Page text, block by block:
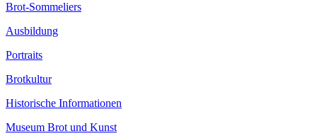
Brot-Sommeliers
Ausbildung
Portraits
Brotkultur
Historische Informationen
Museum Brot und Kunst